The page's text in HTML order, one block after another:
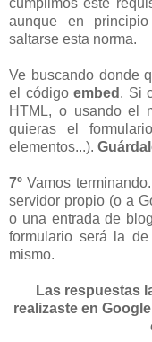
aunque en
saltarse esta norma.
Ve buscando donde
el código embed . Si
HTML, o usando el
quieras el
elementos...).
7º Vamos
servidor propio (o a
o una entrada de
formulario será la
mismo.
Las respuestas
realizaste en